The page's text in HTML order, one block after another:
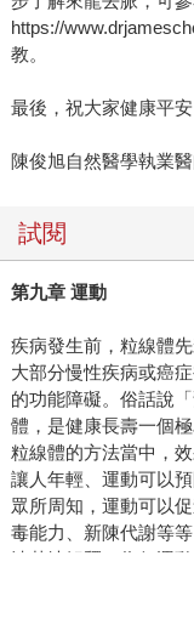
https://
教。
最後，祝大家健康平
陳俊旭自然醫學執業
試閱
第九章 運動
疾病發生前，粒線體
大部分慢性疾病或癌
的功能障礙。俗話說
體，是健康長壽一個
粒線體的方法當中，
讓人年輕、運動可以
眾所周知，運動可以
毒能力、新陳代謝等
清楚地解釋，為何運
運動可提升粒線體數